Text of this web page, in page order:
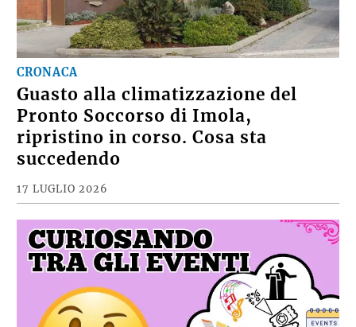
CRONACA
Guasto alla climatizzazione del
Pronto Soccorso di Imola,
ripristino in corso. Cosa sta
succedendo
17 LUGLIO 2026